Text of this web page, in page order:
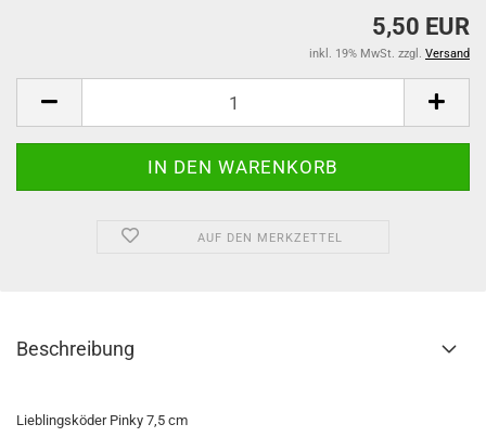
5,50 EUR
inkl. 19% MwSt. zzgl. Versand
AUF DEN MERKZETTEL
Beschreibung
Lieblingsköder Pinky 7,5 cm